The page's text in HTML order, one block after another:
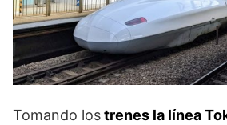
Tomando lostrenes la línea